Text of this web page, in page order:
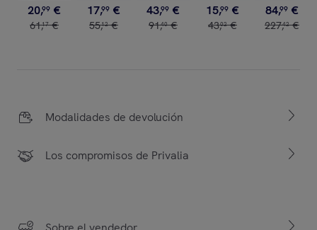
20,99 €
61,17 €
17,99 €
55,12 €
43,99 €
91,40 €
15,99 €
43,02 €
84,99 €
227,42 €
Modalidades de devolución
Los compromisos de Privalia